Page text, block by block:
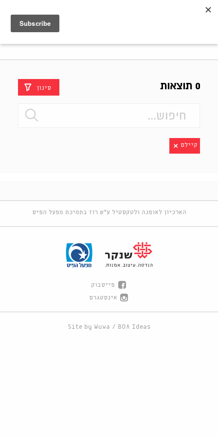
0 תוצאות סינון
קיילם
הארכיון לאופנה ולטקסטיל ע"ש רוז בתמיכת מפעל הפיס
פייסבוק
אינסטגרם
Site by Wuwa / BOA Ideas